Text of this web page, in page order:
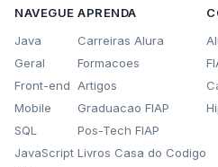
NAVEGUE
Java
Geral
Front-end
Mobile
SQL
JavaScript
APRENDA
Carreiras Alura
Formacoes
Artigos
Graduacao FIAP
Pos-Tech FIAP
Livros Casa do Codigo